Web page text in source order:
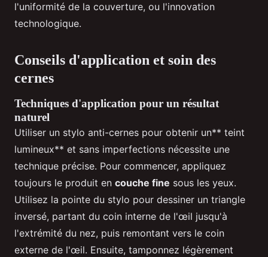
l'uniformité de la couverture, ou l'innovation
technologique.
Conseils d'application et soin des
cernes
Techniques d'application pour un résultat
naturel
Utiliser un stylo anti-cernes pour obtenir un** teint
lumineux** et sans imperfections nécessite une
technique précise. Pour commencer, appliquez
toujours le produit en couche fine sous les yeux.
Utilisez la pointe du stylo pour dessiner un triangle
inversé, partant du coin interne de l'œil jusqu'à
l'extrémité du nez, puis remontant vers le coin
externe de l'œil. Ensuite, tamponnez légèrement